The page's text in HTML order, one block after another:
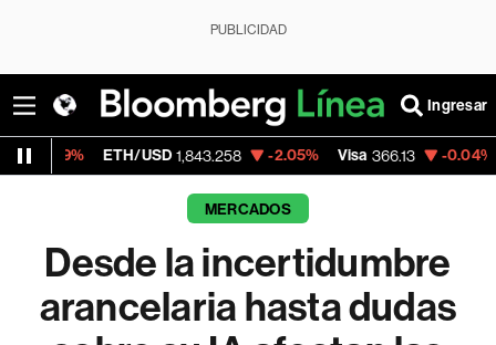
PUBLICIDAD
Ingresar
1,843.258 -2.05% Visa 366.13 -0.04%
MERCADOS
Desde la incertidumbre
arancelaria hasta dudas